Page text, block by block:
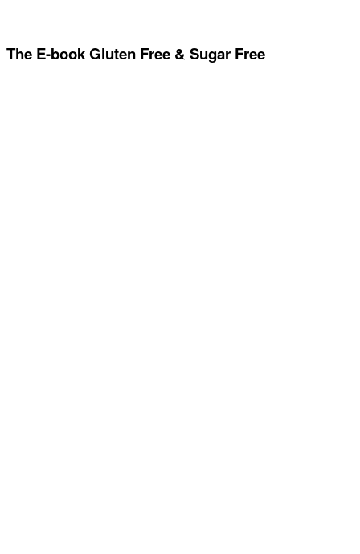
The E-book Gluten Free & Sugar Free